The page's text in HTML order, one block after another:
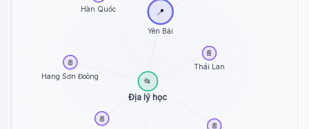
Yên Bái
📍
Địa lý học
📂
Hang Sơn Đoòng
📄
Thái Lan
📄
Hàn Quốc
📄
📄